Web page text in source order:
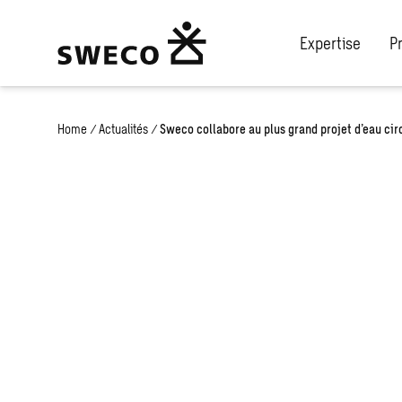
Expertise
Home / Actualités / Sweco collabore au plus grand projet d’eau